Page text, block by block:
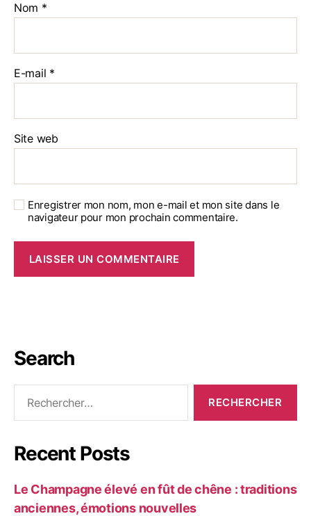
Nom *
E-mail *
Site web
Enregistrer mon nom, mon e-mail et mon site dans le
navigateur pour mon prochain commentaire.
Search
Recent Posts
Le Champagne élevé en fût de chêne : traditions
anciennes, émotions nouvelles